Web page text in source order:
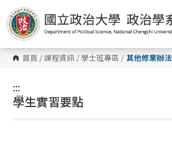
跳
到
主
要
內
容
區 首頁 /課程資訊 /學士班專區 / 其他修業辦法
:::
:::
學生實習要點